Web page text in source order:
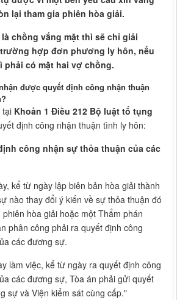
lại tham gia phiên hòa giải.
chồng vắng mặt thì sẽ chỉ giải
hợp đơn phương ly hôn, nếu
có mặt hai vợ chồng.
được quyết định công nhận thuận
tại Khoản 1 Điều 212 Bộ luật tố tụng
định công nhận thuận tình ly hôn:
công nhận sự thỏa thuận của các
kể từ ngày lập biên bản hòa giải thành
nào thay đổi ý kiến về sự thỏa thuận đó
hòa giải hoặc một Thẩm phán
phân công phải ra quyết định công
các đương sự.
làm việc, kể từ ngày ra quyết định công
các đương sự, Tòa án phải gửi quyết
sự và Viện kiểm sát cùng cấp."